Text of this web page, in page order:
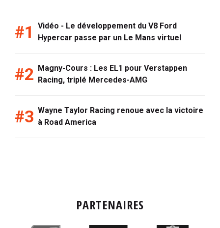
Vidéo - Le développement du V8 Ford
Hypercar passe par un Le Mans virtuel
Magny-Cours : Les EL1 pour Verstappen
Racing, triplé Mercedes-AMG
Wayne Taylor Racing renoue avec la victoire
à Road America
PARTENAIRES